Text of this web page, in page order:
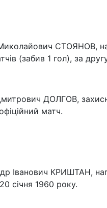
СТОЯНОВ,
(забив 1 гол), за
ДОЛГОВ,
матч.
Іванович КРИШТАН,
січня 1960 року.